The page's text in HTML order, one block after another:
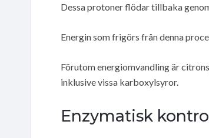
Dessa protoner flödar tillbaka
Energin som frigörs från denna
Förutom energiomvandling är
inklusive vissa karboxylsyror.
Enzymatisk